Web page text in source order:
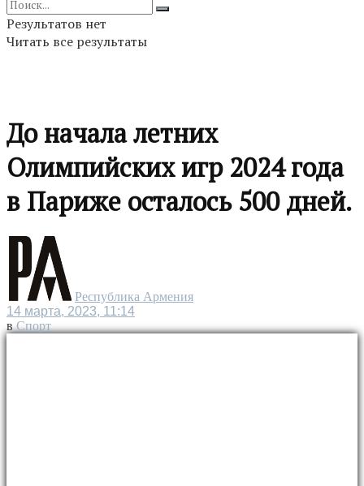
Результатов нет
Читать все результаты
До начала летних
Олимпийских игр 2024 года
в Париже осталось 500 дней.
Республика Армения
14 марта, 2023, 11:14
в Спорт